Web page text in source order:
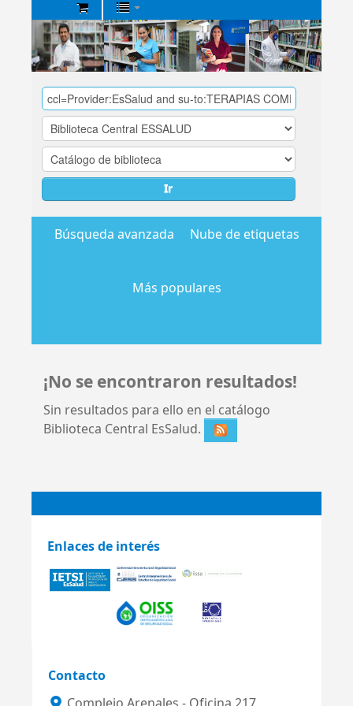
Biblioteca
Central
EsSalud
Ir
Búsqueda avanzada Nube de etiquetas
Más populares
¡No se encontraron resultados!
Sin resultados para ello en el catálogo
Biblioteca Central EsSalud.
Enlaces de interés
Contacto